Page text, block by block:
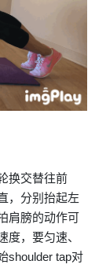
换交替往前
，分别抬起左
肩膀的动作可
度，要匀速、
shoulder tap对